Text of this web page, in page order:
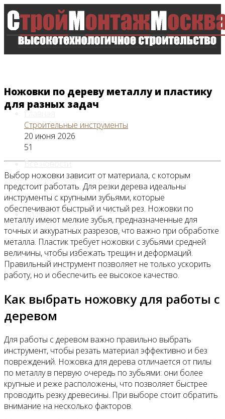
Главная
Все новости
Видео
Ножовки по дереву металлу и пластику
для разных задач
Строительные инструменты
20 июня 2026
51
Выбор ножовки зависит от материала, с которым
предстоит работать. Для резки дерева идеальны
инструменты с крупными зубьями, которые
обеспечивают быстрый и чистый рез. Ножовки по
металлу имеют мелкие зубья, предназначенные для
точных и аккуратных разрезов, что важно при обработке
металла. Пластик требует ножовки с зубьями средней
величины, чтобы избежать трещин и деформаций.
Правильный инструмент позволяет не только ускорить
работу, но и обеспечить ее высокое качество.
Как выбрать ножовку для работы с
деревом
Для работы с деревом важно правильно выбрать
инструмент, чтобы резать материал эффективно и без
повреждений. Ножовка для дерева отличается от пилы
по металлу в первую очередь по зубьями: они более
крупные и реже расположены, что позволяет быстрее
проводить резку древесины. При выборе стоит обратить
внимание на несколько факторов.